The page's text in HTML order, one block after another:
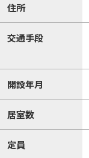
住所
交通手段
開設年月
居室数
定員